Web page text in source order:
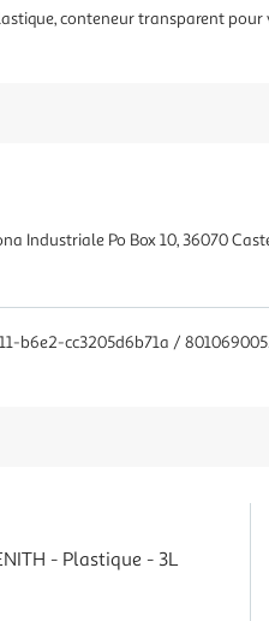
conteneur transparent pour
Industriale Po Box 10, 36070
b6e2-cc3205d6b71a /
- Plastique - 3L